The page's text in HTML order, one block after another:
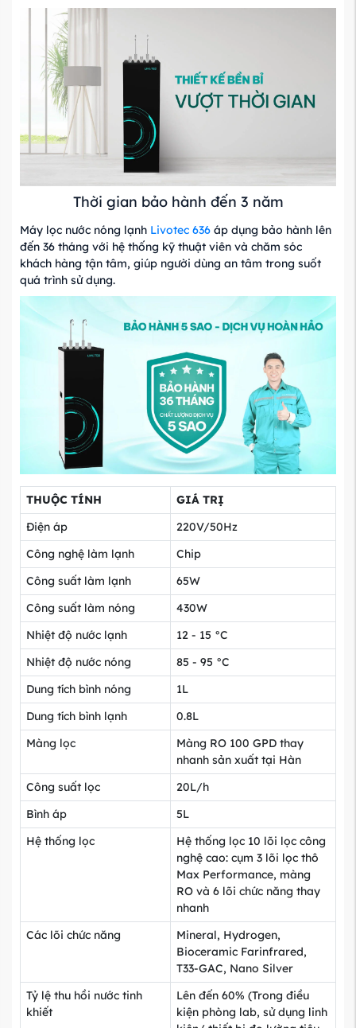
Thời gian bảo hành đến 3 năm
Máy lọc nước nóng lạnh Livotec 636 áp dụng bảo hành lên
đến 36 tháng với hệ thống kỹ thuật viên và chăm sóc
khách hàng tận tâm, giúp người dùng an tâm trong suốt
quá trình sử dụng.
THUỘC TÍNH
GIÁ TRỊ
Điện áp
220V/50Hz
Công nghệ làm lạnh
Chip
Công suất làm lạnh
65W
Công suất làm nóng
430W
Nhiệt độ nước lạnh
12 - 15 °C
Nhiệt độ nước nóng
85 - 95 °C
Dung tích bình nóng
1L
Dung tích bình lạnh
0.8L
Màng lọc
Màng RO 100 GPD thay
nhanh sản xuất tại Hàn
Công suất lọc
20L/h
Bình áp
5L
Hệ thống lọc
Hệ thống lọc 10 lõi lọc công
nghệ cao: cụm 3 lõi lọc thô
Max Performance, màng
RO và 6 lõi chức năng thay
nhanh
Các lõi chức năng
Mineral, Hydrogen,
Bioceramic Farinfrared,
T33-GAC, Nano Silver
Tỷ lệ thu hồi nước tinh
khiết
Lên đến 60% (Trong điều
kiện phòng lab, sử dụng linh